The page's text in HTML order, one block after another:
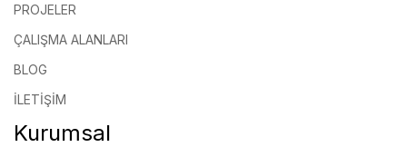
PROJELER
ÇALIŞMA ALANLARI
BLOG
İLETIŞIM
Kurumsal